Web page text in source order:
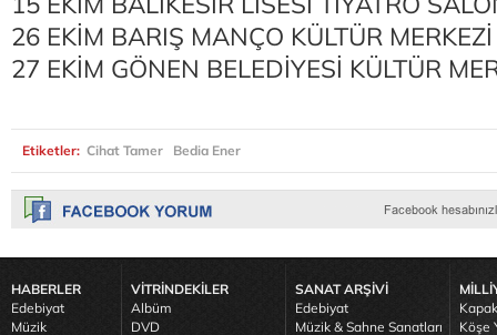
26 EKİM BARIŞ MANÇO KÜLTÜR
27 EKİM GÖNEN BELEDİYESİ KÜLTÜR
Etiketler: Cihat Tamer Bedia Ener
HABERLER
Edebiyat
Müzik
VİTRİNDEKİLER
Albüm
DVD
SANAT ARŞİVİ
Edebiyat
Müzik & Sahne Sanatları
Köşe